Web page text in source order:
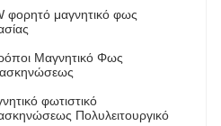
φορητό μαγνητικό φως
Μαγνητικό Φως
φωτιστικό
Πολυλειτουργικό